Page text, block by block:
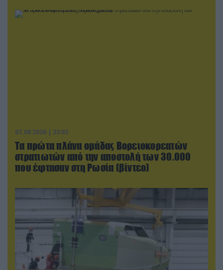
07.08.2026 | 23:02
Τα πρώτα πλάνα ομάδας Βορειοκορεατών
στρατιωτών από την αποστολή των 30.000
που έφτασαν στη Ρωσία (βίντεο)